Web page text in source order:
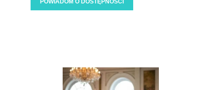
POWIADOM O DOSTĘPNOŚCI